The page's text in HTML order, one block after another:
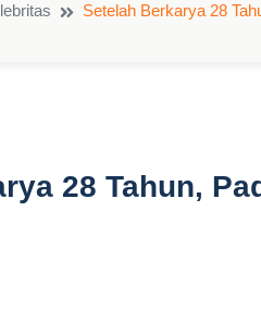
Setelah Berkarya 28
28 Tahun,